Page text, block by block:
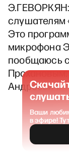
Э.ГЕВОРКЯН:
слушателям
Это
микрофона
пообщаюсь
Андреевич.
Ваши
в эфире!